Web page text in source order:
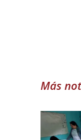
Más